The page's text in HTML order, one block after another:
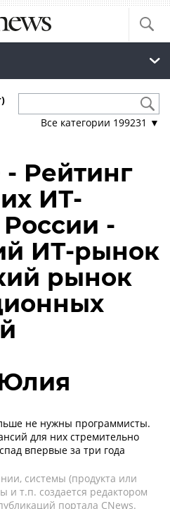
Все категории 199231 ▼
- Рейтинг
ИТ-
-
ИТ-рынок
рынок
не нужны программисты.
для них стремительно
впервые за три года
системы (продукта или
и т.п. создается редактором
портала CNews.